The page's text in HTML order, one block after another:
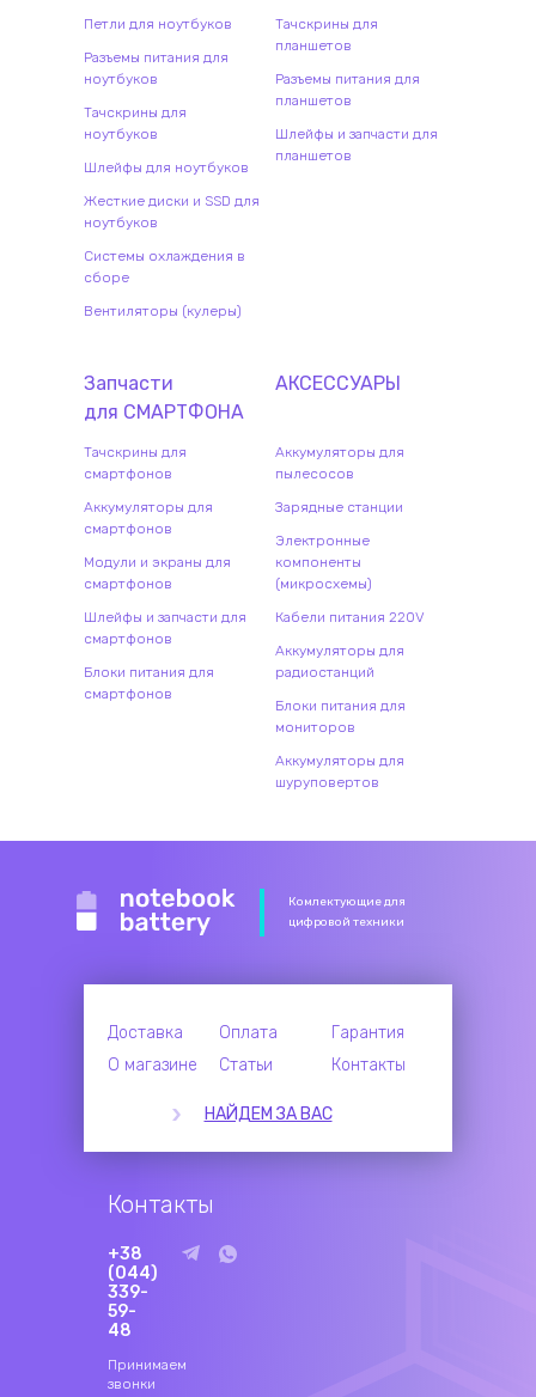
Петли для ноутбуков
Разъемы питания для
ноутбуков
Тачскрины для
ноутбуков
Шлейфы для ноутбуков
Жесткие диски и SSD для
ноутбуков
Системы охлаждения в
сборе
Вентиляторы (кулеры)
Тачскрины для
планшетов
Разъемы питания для
планшетов
Шлейфы и запчасти для
планшетов
Запчасти
для СМАРТФОНА
Тачскрины для
смартфонов
Аккумуляторы для
смартфонов
Модули и экраны для
смартфонов
Шлейфы и запчасти для
смартфонов
Блоки питания для
смартфонов
АКСЕССУАРЫ
Аккумуляторы для
пылесосов
Зарядные станции
Электронные
компоненты
(микросхемы)
Кабели питания 220V
Аккумуляторы для
радиостанций
Блоки питания для
мониторов
Аккумуляторы для
шуруповертов
Комлектующие для
цифровой техники
Доставка Оплата
Гарантия
О магазине
Статьи Контакты
НАЙДЕМ ЗА ВАС
Контакты
+38
(044)
339-
59-
48
Принимаем
звонки